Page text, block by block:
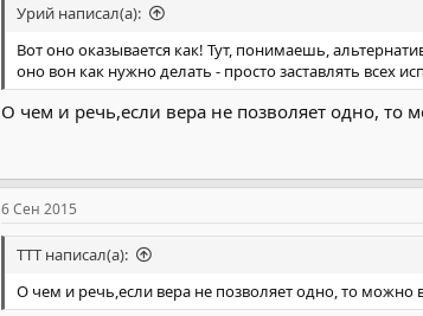
Урий написал(а):
Вот оно оказывается как! Тут, понимаешь,
оно вон как нужно делать - просто заставлять всех
О чем и речь,если вера не позволяет одно, то
6 Сен 2015
TTT написал(а):
О чем и речь,если вера не позволяет одно, то можно